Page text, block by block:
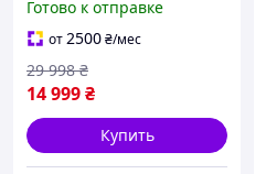
км/ч | массажер и
гантели | 12 про+ СУПЕР
Готово к отправке
от2500₴/мес
14 999₴
29 998 ₴
Купить